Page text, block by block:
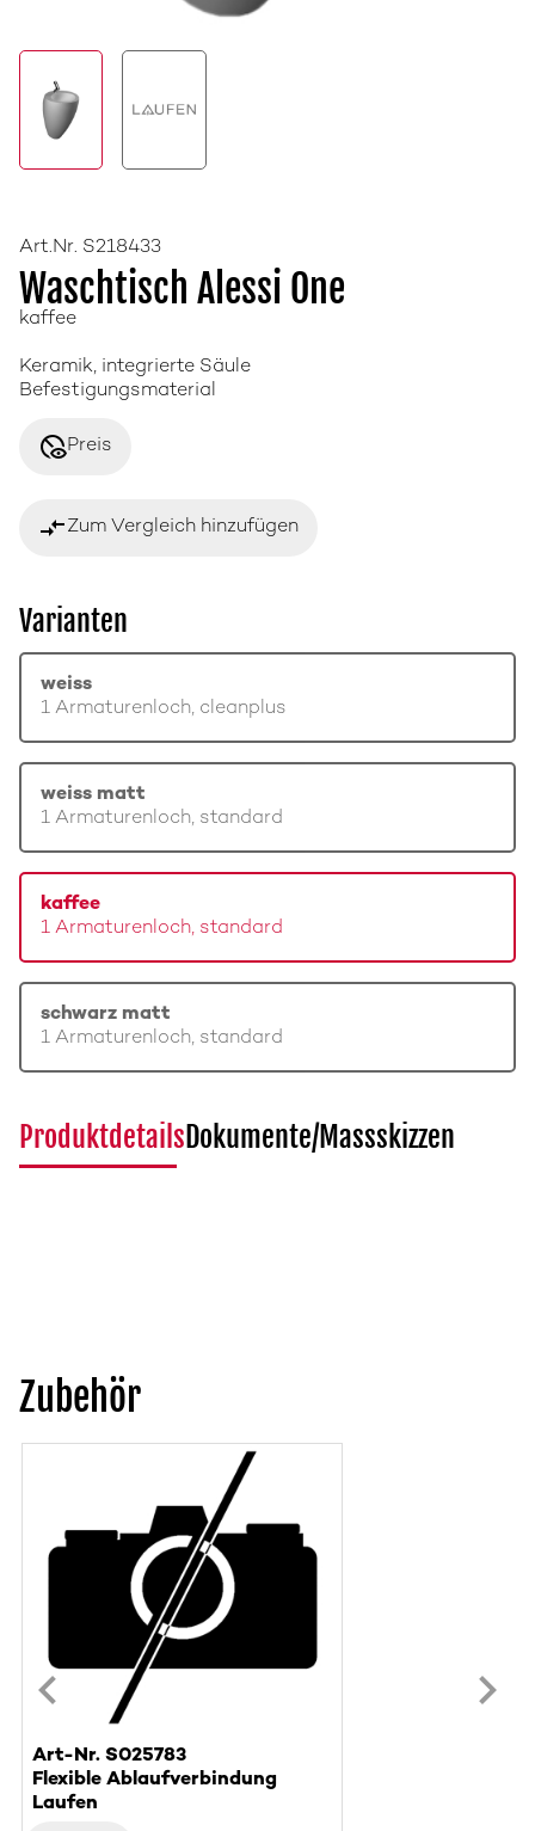
Art.Nr. S218433
Waschtisch Alessi One
kaffee
Keramik, integrierte Säule
Befestigungsmaterial
disabled_visiblePreis
compare_arrowsZum Vergleich hinzufügen
Varianten
weiss
1 Armaturenloch, cleanplus
weiss matt
1 Armaturenloch, standard
kaffee
1 Armaturenloch, standard
schwarz matt
1 Armaturenloch, standard
ProduktdetailsDokumente/Massskizzen
Zubehör
Art-Nr. S025783
Flexible Ablaufverbindung
Laufen